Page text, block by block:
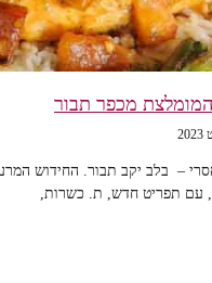
בראסרי – בלב יקב תבור. החידוש